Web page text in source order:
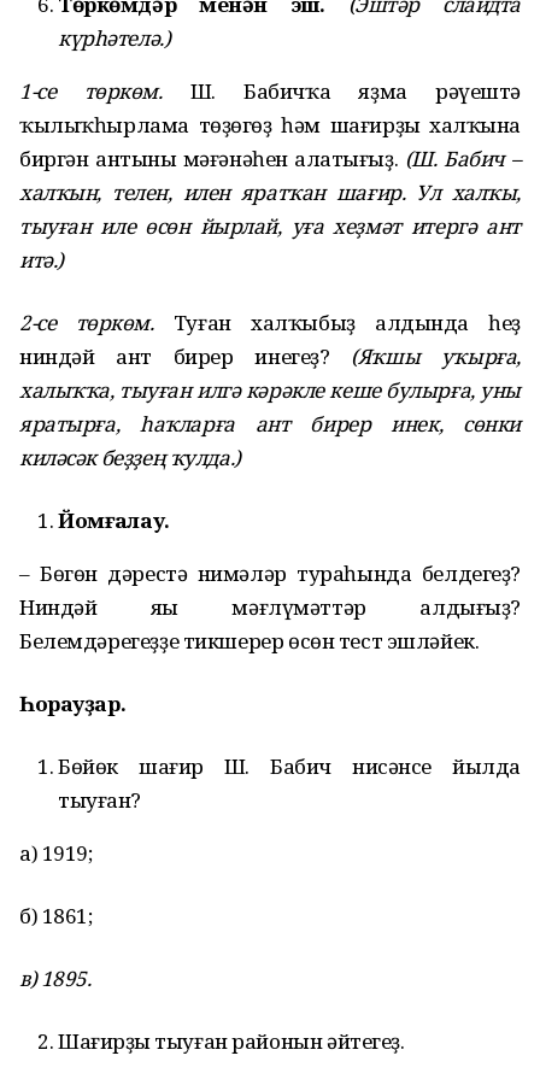
күрһәтелә.)
1-се төркөм.Ш. Бабичҡа яҙма рәүештә
ҡылыҡһырлама төҙөгөҙ һәм шағирҙың халҡына
биргән антының мәғәнәһен аңлатығыҙ. (Ш. Бабич –
халҡын, телен, илен яратҡан шағир. Ул халҡы,
тыуған иле өсөн йырлай, уға хеҙмәт итергә ант
итә.)
2-се төркөм.Туған халҡыбыҙ алдында һеҙ
ниндәй ант бирер инегеҙ? (Яҡшы уҡырға,
халыҡҡа, тыуған илгә кәрәкле кеше булырға, уны
яратырға, һаҡларға ант бирер инек, сөнки
киләсәк беҙҙең ҡулда.)
Йомғаҡлау.
– Бөгөн дәрестә нимәләр тураһында белдегеҙ?
Ниндәй яңы мәғлүмәттәр алдығыҙ?
Белемдәрегеҙҙе тикшерер өсөн тест эшләйек.
Һорауҙар.
Бөйөк шағир Ш. Бабич нисәнсе йылда
тыуған?
а) 1919;
б) 1861;
в) 1895.
Шағирҙың тыуған районын әйтегеҙ.